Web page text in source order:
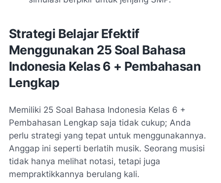
Strategi Belajar Efektif
Menggunakan 25 Soal Bahasa
Indonesia Kelas 6 + Pembahasan
Lengkap
Memiliki 25 Soal Bahasa Indonesia Kelas 6 +
Pembahasan Lengkap saja tidak cukup; Anda
perlu strategi yang tepat untuk menggunakannya.
Anggap ini seperti berlatih musik. Seorang musisi
tidak hanya melihat notasi, tetapi juga
mempraktikkannya berulang kali.